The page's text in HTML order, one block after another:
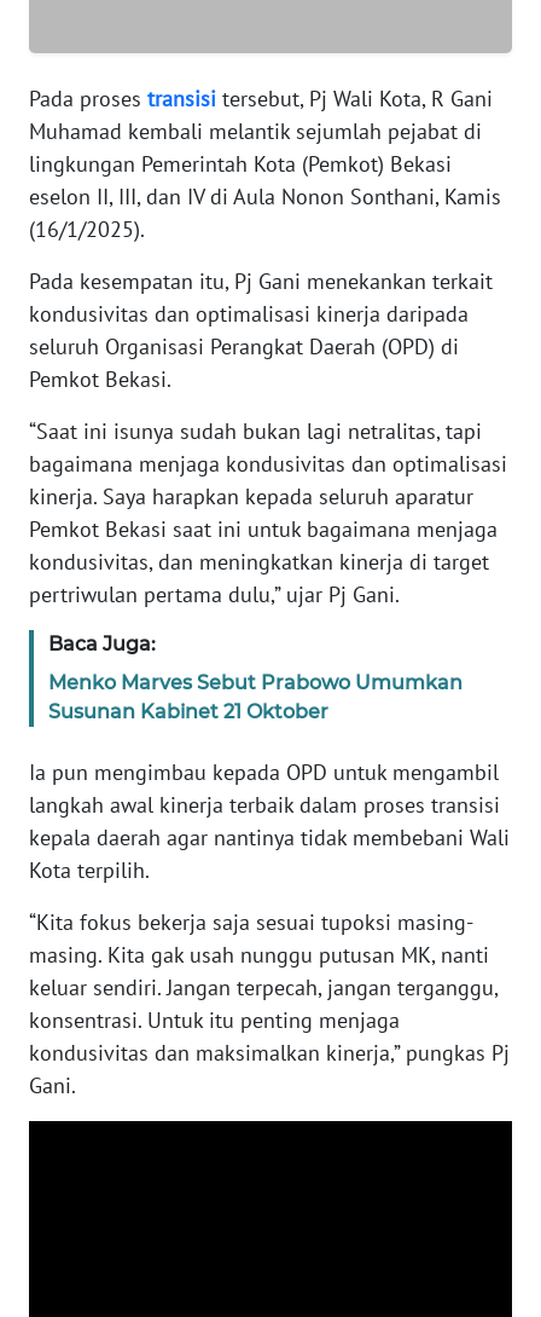
Pada proses transisi tersebut, Pj Wali Kota, R Gani
Muhamad kembali melantik sejumlah pejabat di
lingkungan Pemerintah Kota (Pemkot) Bekasi
eselon II, III, dan IV di Aula Nonon Sonthani, Kamis
(16/1/2025).
Pada kesempatan itu, Pj Gani menekankan terkait
kondusivitas dan optimalisasi kinerja daripada
seluruh Organisasi Perangkat Daerah (OPD) di
Pemkot Bekasi.
“Saat ini isunya sudah bukan lagi netralitas, tapi
bagaimana menjaga kondusivitas dan optimalisasi
kinerja. Saya harapkan kepada seluruh aparatur
Pemkot Bekasi saat ini untuk bagaimana menjaga
kondusivitas, dan meningkatkan kinerja di target
pertriwulan pertama dulu,” ujar Pj Gani.
Baca Juga:
Menko Marves Sebut Prabowo Umumkan
Susunan Kabinet 21 Oktober
Ia pun mengimbau kepada OPD untuk mengambil
langkah awal kinerja terbaik dalam proses transisi
kepala daerah agar nantinya tidak membebani Wali
Kota terpilih.
“Kita fokus bekerja saja sesuai tupoksi masing-
masing. Kita gak usah nunggu putusan MK, nanti
keluar sendiri. Jangan terpecah, jangan terganggu,
konsentrasi. Untuk itu penting menjaga
kondusivitas dan maksimalkan kinerja,” pungkas Pj
Gani.
WN
PAPUA
BARAT
RIAU
WN
WN
JAMBI
WN
SULTRA
WN
NTB
SULTENG
SULBAR
WN
BABEL
WN
SUMBAR
WN
SUMSEL